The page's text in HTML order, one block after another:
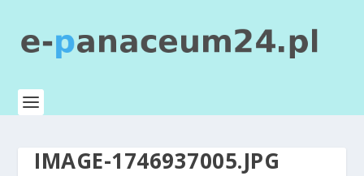
IMAGE-1746937005.JPG